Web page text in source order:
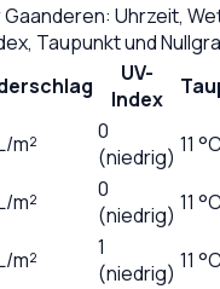
Gaanderen: Uhrzeit,
Taupunkt und
UV-
Index
m²
0
(niedrig) 11
m²
0
(niedrig) 11
m²
1
(niedrig) 11